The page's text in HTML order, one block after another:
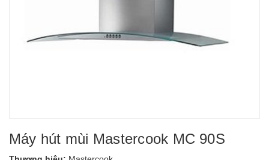
Máy hút mùi Mastercook MC 90S